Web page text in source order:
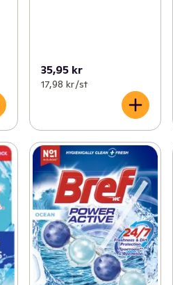
35,95 kr
17,98 kr /st